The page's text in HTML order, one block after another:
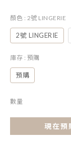
顏色 : 2號 LINGERIE
2號 LINGERIE
庫存 : 預購
預購
數量
現在預